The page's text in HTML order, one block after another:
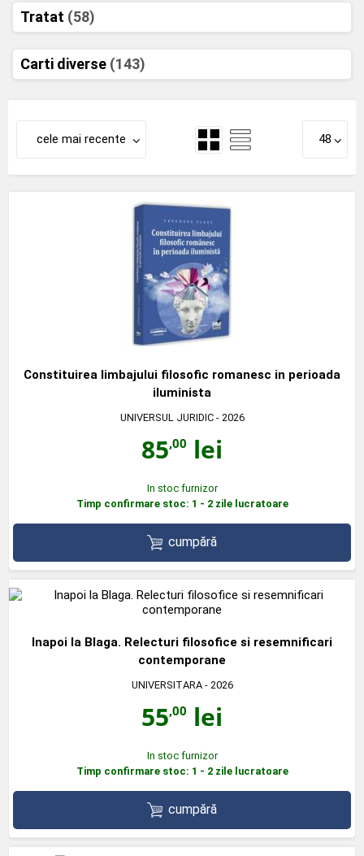
Tratat (58)
Carti diverse (143)
cele mai recente 48
Constituirea limbajului filosofic romanesc in perioada
iluminista
UNIVERSUL JURIDIC- 2026
85,00 lei
In stoc furnizor
Timp confirmare stoc: 1 - 2 zile lucratoare
cumpără
Inapoi la Blaga. Relecturi filosofice si resemnificari
contemporane
UNIVERSITARA- 2026
55,00 lei
In stoc furnizor
Timp confirmare stoc: 1 - 2 zile lucratoare
cumpără